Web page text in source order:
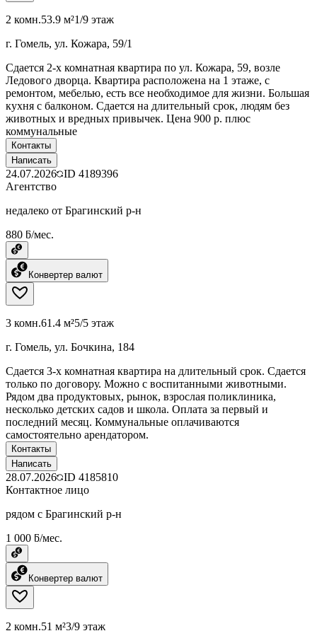
2 комн.53.9 м²1/9 этаж
г. Гомель, ул. Кожара, 59/1
Сдается 2-х комнатная квартира по ул. Кожара, 59, возле
Ледового дворца. Квартира расположена на 1 этаже, с
ремонтом, мебелью, есть все необходимое для жизни. Большая
кухня с балконом. Сдается на длительный срок, людям без
животных и вредных привычек. Цена 900 р. плюс
коммунальные
Контакты
Написать
24.07.2026 ID 4189396
Агентство
недалеко от Брагинский р-н
880 ƃ/мес.
Конвертер валют
3 комн.61.4 м²5/5 этаж
г. Гомель, ул. Бочкина, 184
Сдается 3-х комнатная квартира на длительный срок. Сдается
только по договору. Можно с воспитанными животными.
Рядом два продуктовых, рынок, взрослая поликлиника,
несколько детских садов и школа. Оплата за первый и
последний месяц. Коммунальные оплачиваются
самостоятельно арендатором.
Контакты
Написать
28.07.2026 ID 4185810
Контактное лицо
рядом с Брагинский р-н
1 000 ƃ/мес.
Конвертер валют
2 комн.51 м²3/9 этаж